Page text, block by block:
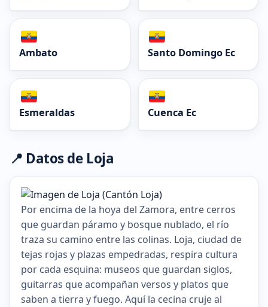
Ambato Santo Domingo Ec
Esmeraldas Cuenca Ec
📍 Datos de Loja
Por encima de la hoya del Zamora, entre cerros
que guardan páramo y bosque nublado, el río
traza su camino entre las colinas. Loja, ciudad de
tejas rojas y plazas empedradas, respira cultura
por cada esquina: museos que guardan siglos,
guitarras que acompañan versos y platos que
saben a tierra y fuego. Aquí la cecina cruje al